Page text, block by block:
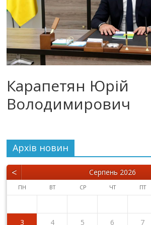
Карапетян Юрій
Володимирович
Архiв новин
< Серпень 2026
ПН ВТ СР ЧТ ПТ
3
4 5 6 7